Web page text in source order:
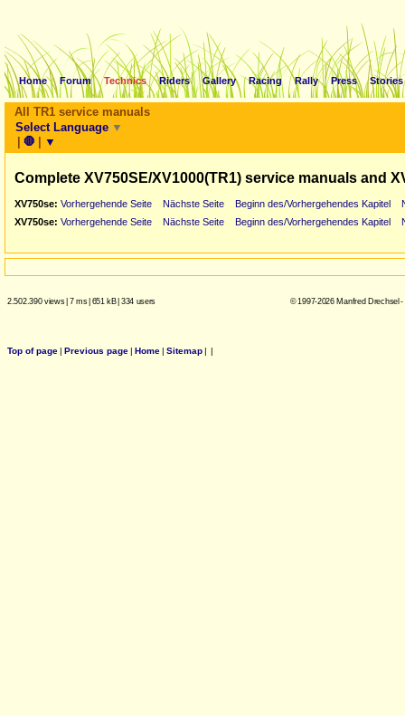
Home Forum Technics Riders Gallery Racing Rally Press Stories
All TR1 service manuals
Select Language ▼
| 🛑 | ▼
Complete XV750SE/XV1000(TR1) service manuals and
XV750se: Vorhergehende Seite Nächste Seite Beginn des/Vorhergehendes Kapitel
XV750se: Vorhergehende Seite Nächste Seite Beginn des/Vorhergehendes Kapitel
2.502.390 views| 7 ms| 651 kB| 334 users © 1997-2026 Manfred Drechsel
Top of page| Previous page| Home| Sitemap| |